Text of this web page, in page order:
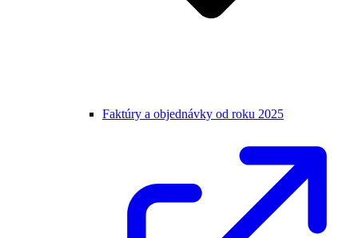
Faktúry a objednávky od roku 2025